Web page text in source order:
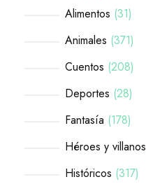
Alimentos 31
Animales 371
Cuentos 208
Deportes 28
Fantasía 178
Héroes y villanos
Históricos 317